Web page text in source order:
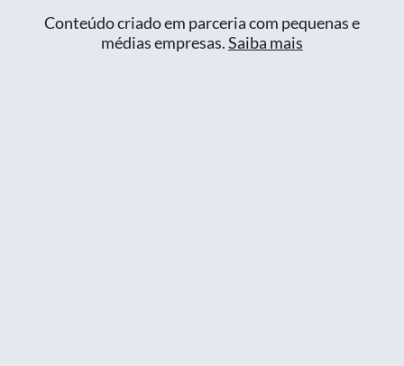
Conteúdo criado em parceria com pequenas e
médias empresas.Saiba mais